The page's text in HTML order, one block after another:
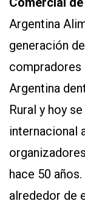
Argentina
generación
compradores
Argentina
Rural y hoy
internacional
hace 50
alrededor de